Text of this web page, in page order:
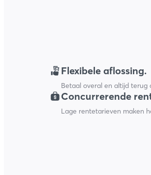
Flexibele aflossing.
Betaal overal en altijd
Concurrerende
Lage rentetarieven maken